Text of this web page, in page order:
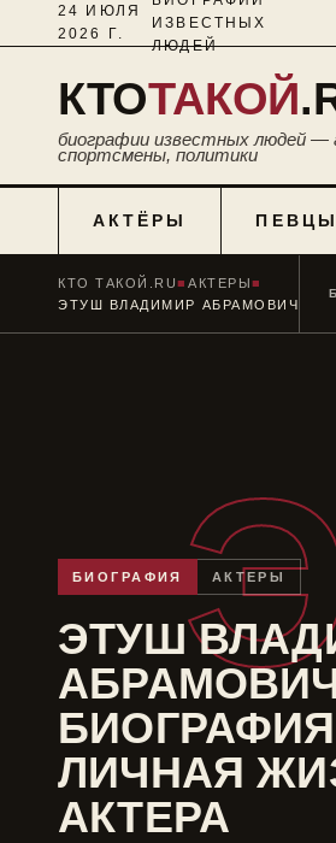
24 ИЮЛЯ
2026 Г.
ИЗВЕСТНЫХ
ЛЮДЕЙ
КТОТАКОЙ
биографии известных людей —
спортсмены, политики
АКТЁРЫ ПЕВЦЫ
КТО ТАКОЙ.RU■АКТЕРЫ■
ЭТУШ ВЛАДИМИР АБРАМОВИЧ
БИОГРАФИЯ АКТЕРЫ
ЭТУШ
ЛИЧНАЯ
АКТЕРА